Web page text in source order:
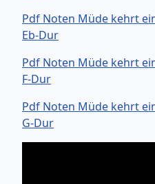
Pdf Noten Müde kehrt
Eb-Dur
Pdf Noten Müde kehrt
F-Dur
Pdf Noten Müde kehrt
G-Dur